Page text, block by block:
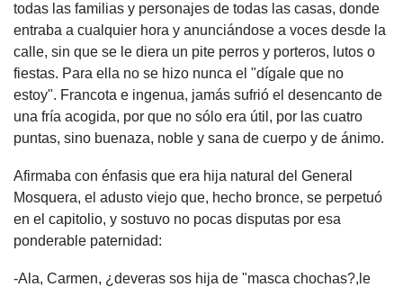
todas las familias y personajes de todas las casas, donde
entraba a cualquier hora y anunciándose a voces desde la
calle, sin que se le diera un pite perros y porteros, lutos o
fiestas. Para ella no se hizo nunca el "dígale que no
estoy". Francota e ingenua, jamás sufrió el desencanto de
una fría acogida, por que no sólo era útil, por las cuatro
puntas, sino buenaza, noble y sana de cuerpo y de ánimo.
Afirmaba con énfasis que era hija natural del General
Mosquera, el adusto viejo que, hecho bronce, se perpetuó
en el capitolio, y sostuvo no pocas disputas por esa
ponderable paternidad:
-Ala, Carmen, ¿deveras sos hija de "masca chochas?,le